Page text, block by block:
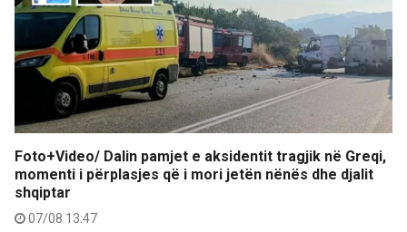
Foto+Video/ Dalin pamjet e aksidentit tragjik në Greqi,
momenti i përplasjes që i mori jetën nënës dhe djalit
shqiptar
07/08 13:47